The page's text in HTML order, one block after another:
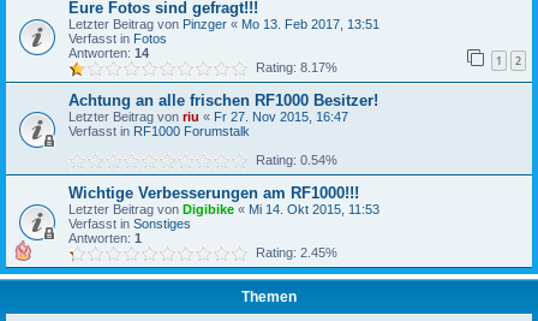
Eure Fotos sind gefragt!!!
Letzter Beitrag von Pinzger « Mo 13. Feb 2017, 13:51
Verfasst in Fotos
Antworten: 14 1 2
Rating: 8.17%
Achtung an alle frischen RF1000 Besitzer!
Letzter Beitrag von riu « Fr 27. Nov 2015, 16:47
Verfasst in RF1000 Forumstalk
Rating: 0.54%
Wichtige Verbesserungen am RF1000!!!
Letzter Beitrag von Digibike « Mi 14. Okt 2015, 11:53
Verfasst in Sonstiges
Antworten: 1
Rating: 2.45%
Themen